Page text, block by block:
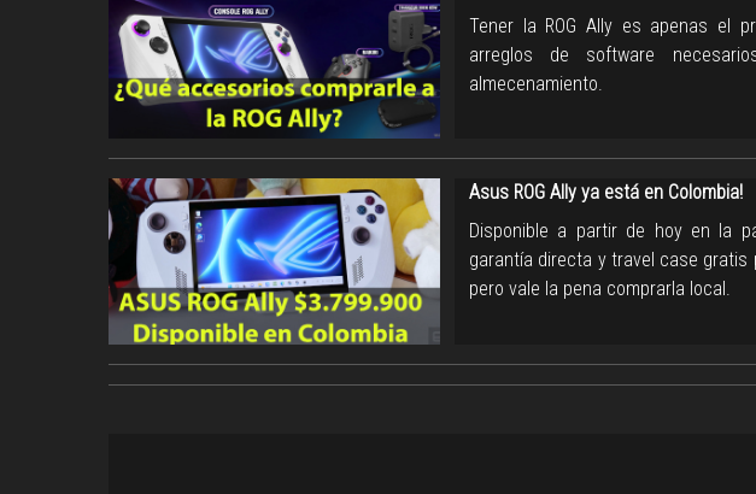
Tener la ROG Ally es apenas el
arreglos de software
almecenamiento.
Asus ROG Ally ya está en Colombia!
Disponible a partir de hoy en la
garantía directa y travel case gratis
pero vale la pena comprarla local.